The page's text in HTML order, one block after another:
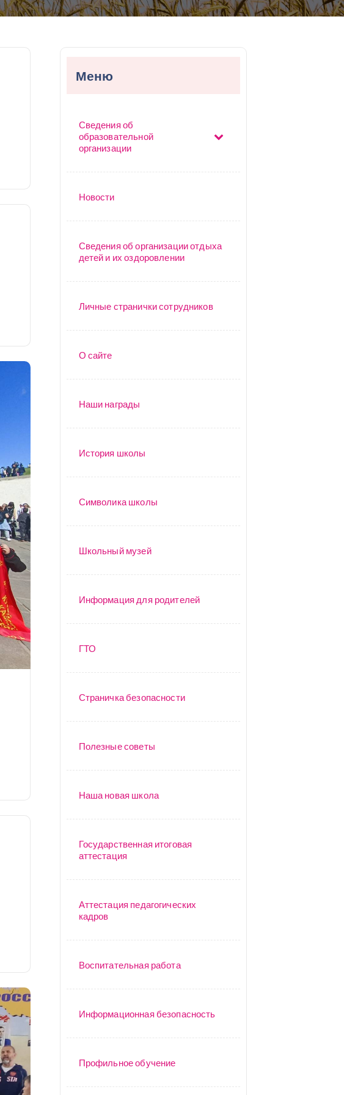
Меню
Сведения об
образовательной
организации
Новости
Сведения об организации отдыха
детей и их оздоровлении
Личные странички сотрудников
О сайте
Наши награды
История школы
Символика школы
Школьный музей
Информация для родителей
ГТО
Страничка безопасности
Полезные советы
Наша новая школа
Государственная итоговая
аттестация
Аттестация педагогических
кадров
Воспитательная работа
Информационная безопасность
Профильное обучение